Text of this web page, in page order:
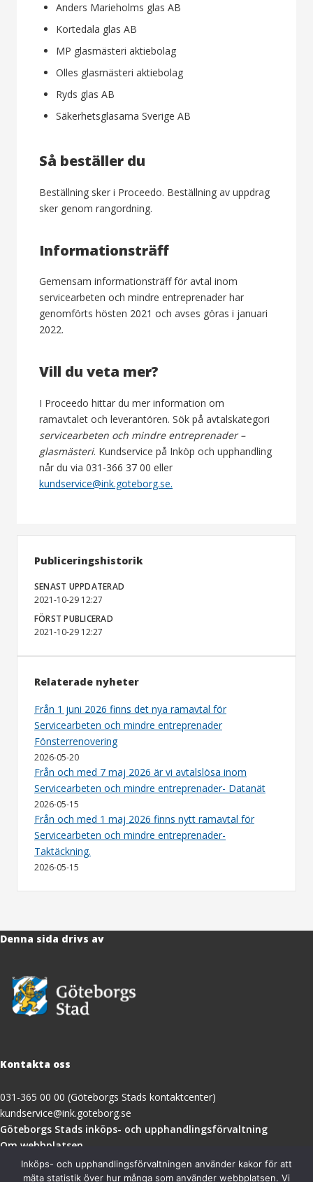
Anders Marieholms glas AB
Kortedala glas AB
MP glasmästeri aktiebolag
Olles glasmästeri aktiebolag
Ryds glas AB
Säkerhetsglasarna Sverige AB
Så beställer du
Beställning sker i Proceedo. Beställning av uppdrag
sker genom rangordning.
Informationsträff
Gemensam informationsträff för avtal inom
servicearbeten och mindre entreprenader har
genomförts hösten 2021 och avses göras i januari
2022.
Vill du veta mer?
I Proceedo hittar du mer information om
ramavtalet och leverantören. Sök på avtalskategori
servicearbeten och mindre entreprenader –
glasmästeri. Kundservice på Inköp och upphandling
når du via 031-366 37 00 eller
kundservice@ink.goteborg.se.
Publiceringshistorik
SENAST UPPDATERAD
2021-10-29 12:27
FÖRST PUBLICERAD
2021-10-29 12:27
Relaterade nyheter
Från 1 juni 2026 finns det nya ramavtal för
Servicearbeten och mindre entreprenader
Fönsterrenovering
2026-05-20
Från och med 7 maj 2026 är vi avtalslösa inom
Servicearbeten och mindre entreprenader- Datanät
2026-05-15
Från och med 1 maj 2026 finns nytt ramavtal för
Servicearbeten och mindre entreprenader-
Taktäckning.
2026-05-15
Denna sida drivs av
Kontakta oss
031-365 00 00 (Göteborgs Stads kontaktcenter)
kundservice@ink.goteborg.se
Göteborgs Stads inköps- och upphandlingsförvaltning(öppnas
nytt
fönster)
Om webbplatsen
Tillgänglighetsredogörelse
Inköps- och upphandlingsförvaltningen använder kakor för att
mäta statistik över hur många som använder webbplatsen. Vi